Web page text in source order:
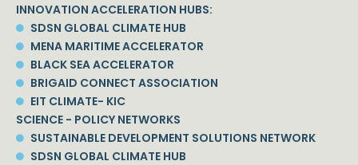
INNOVATION ACCELERATION HUBS:
SDSN GLOBAL CLIMATE HUB
MENA MARITIME ACCELERATOR
BLACK SEA ACCELERATOR
BRIGAID CONNECT ASSOCIATION
EIT CLIMATE- KIC
SCIENCE - POLICY NETWORKS
SUSTAINABLE DEVELOPMENT SOLUTIONS NETWORK
SDSN GLOBAL CLIMATE HUB